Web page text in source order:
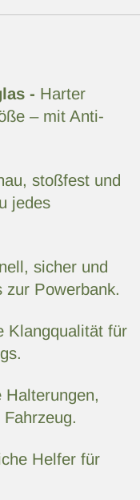
- Harter
– mit Anti-
stoßfest und
jedes
sicher und
zur Powerbank.
Klangqualität für
Halterungen,
Helfer für